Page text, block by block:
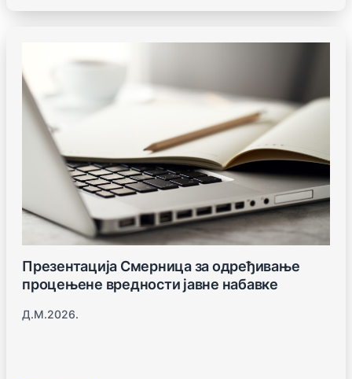
Презентација Смерница за одређивање
процењене вредности јавне набавке
Д.м.2026.